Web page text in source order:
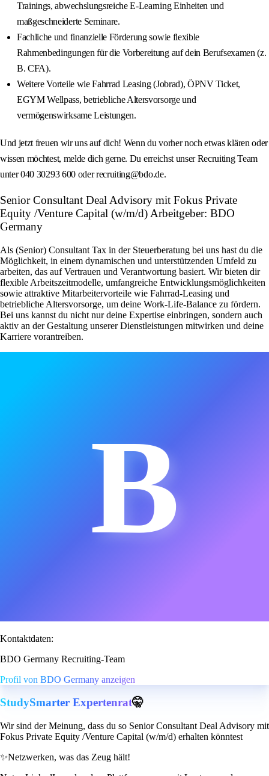
Trainings, abwechslungsreiche E‑Learning Einheiten und
maßgeschneiderte Seminare.
Fachliche und finanzielle Förderung sowie flexible
Rahmenbedingungen für die Vorbereitung auf dein Berufsexamen (z.
B. CFA).
Weitere Vorteile wie Fahrrad Leasing (Jobrad), ÖPNV Ticket,
EGYM Wellpass, betriebliche Altersvorsorge und
vermögenswirksame Leistungen.
Und jetzt freuen wir uns auf dich! Wenn du vorher noch etwas klären oder
wissen möchtest, melde dich gerne. Du erreichst unser Recruiting Team
unter 040 30293 600 oder recruiting@bdo.de.
Senior Consultant Deal Advisory mit Fokus Private
Equity /Venture Capital (w/m/d) Arbeitgeber: BDO
Germany
Als (Senior) Consultant Tax in der Steuerberatung bei uns hast du die
Möglichkeit, in einem dynamischen und unterstützenden Umfeld zu
arbeiten, das auf Vertrauen und Verantwortung basiert. Wir bieten dir
flexible Arbeitszeitmodelle, umfangreiche Entwicklungsmöglichkeiten
sowie attraktive Mitarbeitervorteile wie Fahrrad-Leasing und
betriebliche Altersvorsorge, um deine Work-Life-Balance zu fördern.
Bei uns kannst du nicht nur deine Expertise einbringen, sondern auch
aktiv an der Gestaltung unserer Dienstleistungen mitwirken und deine
Karriere vorantreiben.
B
Kontaktdaten:
BDO Germany Recruiting-Team
Profil von BDO Germany anzeigen
StudySmarter Expertenrat🤫
Wir sind der Meinung, dass du so Senior Consultant Deal Advisory mit
Fokus Private Equity /Venture Capital (w/m/d) erhalten könntest
✨Netzwerken, was das Zeug hält!